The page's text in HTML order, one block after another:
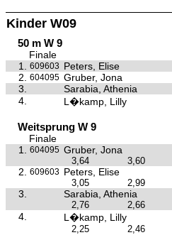
Kinder W09
50 m W 9
Finale
1.
609603 Peters, Elise
2.
604095 Gruber, Jona
3.
Sarabia, Athenia
4.
L�kamp, Lilly
Weitsprung W 9
Finale
1.
604095 Gruber, Jona
3,64 3,60
2. 609603 Peters, Elise
3,05 2,99
3. Sarabia, Athenia
2,76 2,66
4. L�kamp, Lilly
2,25 2,46